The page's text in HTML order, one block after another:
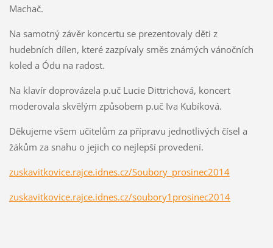
Machač.
Na samotný závěr koncertu se prezentovaly děti z
hudebních dílen, které zazpívaly směs známých vánočních
koled a Ódu na radost.
Na klavír doprovázela p.uč Lucie Dittrichová, koncert
moderovala skvělým způsobem p.uč Iva Kubíková.
Děkujeme všem učitelům za přípravu jednotlivých čísel a
žákům za snahu o jejich co nejlepší provedení.
zuskavitkovice.rajce.idnes.cz/Soubory_prosinec2014
zuskavitkovice.rajce.idnes.cz/soubory1prosinec2014